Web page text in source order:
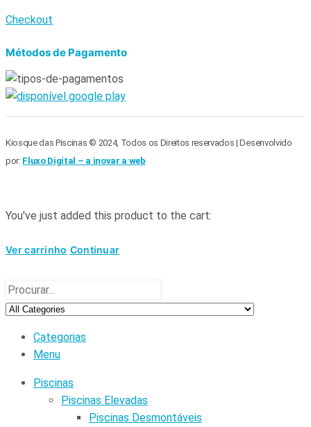
Checkout
Métodos de Pagamento
Kiosque das Piscinas © 2024, Todos os Direitos reservados | Desenvolvido
por: Fluxo Digital – a inovar a web
You've just added this product to the cart:
Ver carrinho Continuar
Categorias
Menu
Piscinas
Piscinas Elevadas
Piscinas Desmontáveis